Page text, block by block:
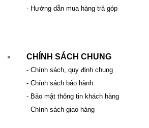
- Hướng dẫn mua hàng trả góp
CHÍNH SÁCH CHUNG
- Chính sách, quy định chung
- Chính sách bảo hành
- Bảo mật thông tin khách hàng
- Chính sách giao hàng